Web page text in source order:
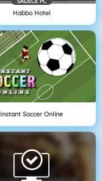
Habbo Hotel
Instant Soccer Online